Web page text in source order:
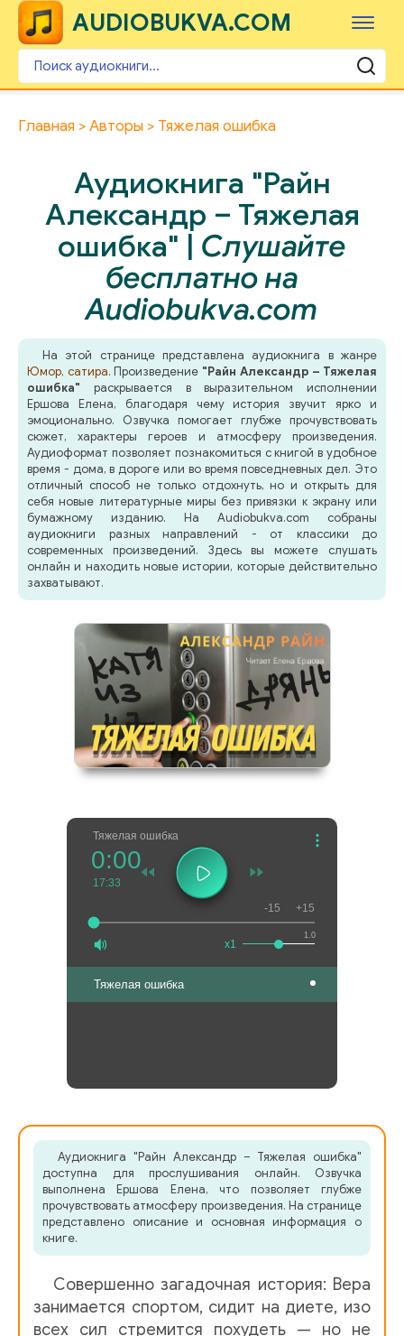
AUDIOBUKVA.COM
Главная Авторы Тяжелая ошибка
Аудиокнига "Райн
Александр – Тяжелая
ошибка" | Слушайте
бесплатно на
Audiobukva.com
На этой странице представлена аудиокнига в жанре
Юмор, сатира. Произведение "Райн Александр – Тяжелая
ошибка" раскрывается в выразительном исполнении
Ершова Елена, благодаря чему история звучит ярко и
эмоционально. Озвучка помогает глубже прочувствовать
сюжет, характеры героев и атмосферу произведения.
Аудиоформат позволяет познакомиться с книгой в удобное
время - дома, в дороге или во время повседневных дел. Это
отличный способ не только отдохнуть, но и открыть для
себя новые литературные миры без привязки к экрану или
бумажному изданию. На Audiobukva.com собраны
аудиокниги разных направлений - от классики до
современных произведений. Здесь вы можете слушать
онлайн и находить новые истории, которые действительно
захватывают.
Тяжелая ошибка
0:00
17:33
1.0
x1
-15 +15
Тяжелая ошибка
Аудиокнига "Райн Александр – Тяжелая ошибка"
доступна для прослушивания онлайн. Озвучка
выполнена Ершова Елена, что позволяет глубже
прочувствовать атмосферу произведения. На странице
представлено описание и основная информация о
книге.
Совершенно загадочная история: Вера
занимается спортом, сидит на диете, изо
всех сил стремится похудеть — но не